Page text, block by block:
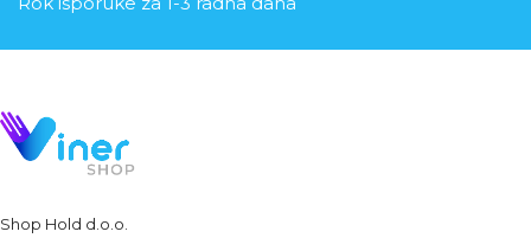
Shop Hold d.o.o.